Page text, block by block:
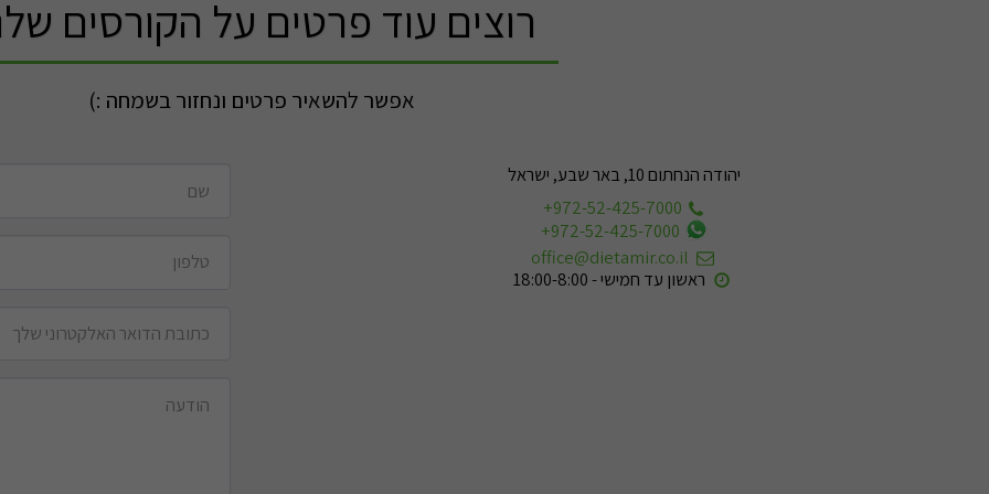
רוצים עוד פרטים על הקורסים
אפשר להשאיר פרטים ונחזור בשמחה :)
יהודה הנחתום 10, באר שבע, ישראל
+972-52-425-7000
+972-52-425-7000
office@dietamir.co.il
ראשון עד חמישי - 18:00-8:00